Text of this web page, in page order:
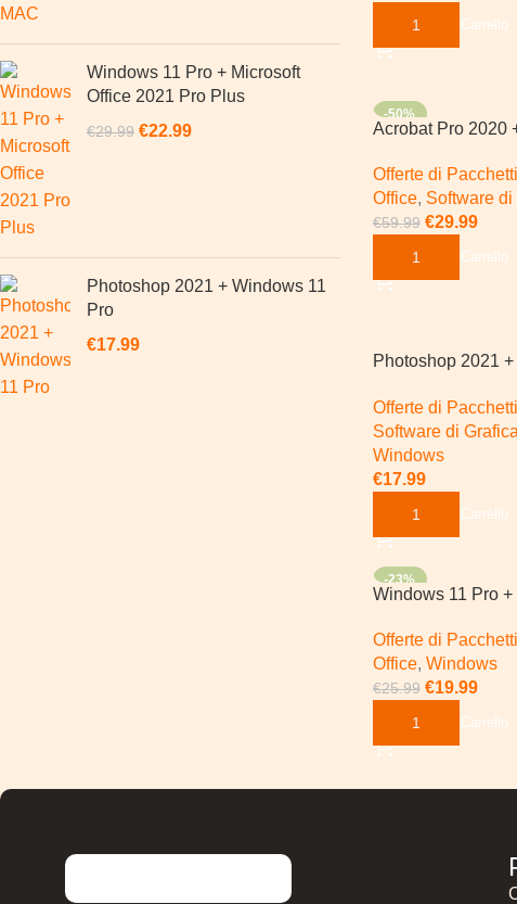
Windows 11 Pro + Microsoft
Office 2021 Pro Plus
€29.99 €22.99
Photoshop 2021 + Windows 11
Pro
€17.99
Aggiungi Al Carrello
-50%
Acrobat Pro 2020
Plus
Offerte di Pacchetti
Office, Software di
€59.99 €29.99
Aggiungi Al Carrello
Photoshop 2021 +
Offerte di Pacchetti
Software di Grafica
Windows
€17.99
Aggiungi Al Carrello
-23%
Windows 11 Pro +
Plus
Offerte di Pacchetti
Office, Windows
€25.99 €19.99
Aggiungi Al Carrello